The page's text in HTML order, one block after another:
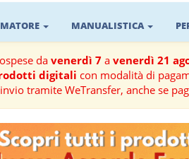
MANUALISTICA
davenerdì 7a venerdì 21
digitali con modalità di
tramite WeTransfer, anche se